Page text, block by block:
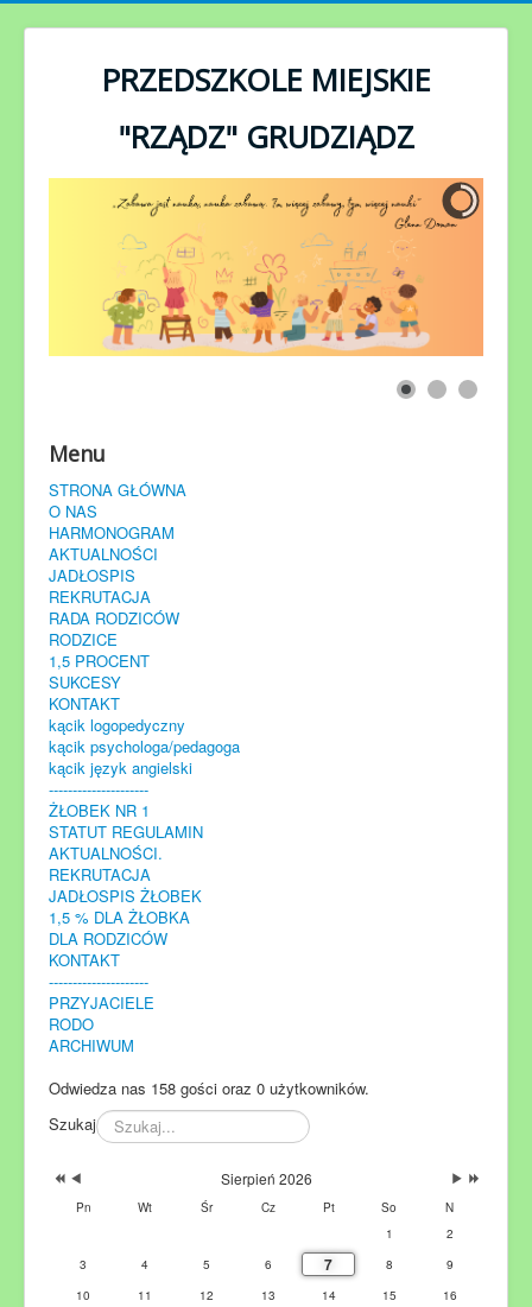
PRZEDSZKOLE MIEJSKIE
"RZĄDZ" GRUDZIĄDZ
Menu
STRONA GŁÓWNA
O NAS
HARMONOGRAM
AKTUALNOŚCI
JADŁOSPIS
REKRUTACJA
RADA RODZICÓW
RODZICE
1,5 PROCENT
SUKCESY
KONTAKT
kącik logopedyczny
kącik psychologa/pedagoga
kącik język angielski
---------------------
ŻŁOBEK NR 1
STATUT REGULAMIN
AKTUALNOŚCI.
REKRUTACJA
JADŁOSPIS ŻŁOBEK
1,5 % DLA ŻŁOBKA
DLA RODZICÓW
KONTAKT
---------------------
PRZYJACIELE
RODO
ARCHIWUM
Odwiedza nas 158 gości oraz 0 użytkowników.
Szukaj
Sierpień 2026
Pn Wt Śr Cz Pt So
N
1
2
3
4 5 6 7 8
9
10
11 12 13 14 15
16